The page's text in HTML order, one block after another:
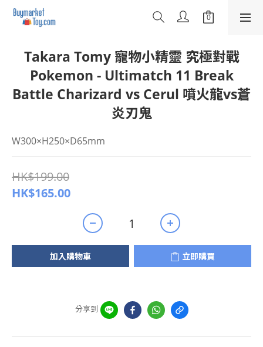
Takara Tomy 寵物小精靈 究極對戰
Pokemon - Ultimatch 11 Break
Battle Charizard vs Cerul 噴火龍vs蒼
炎刃鬼
W300×H250×D65mm
HK$199.00
HK$165.00
加入購物車 立即購買
分享到